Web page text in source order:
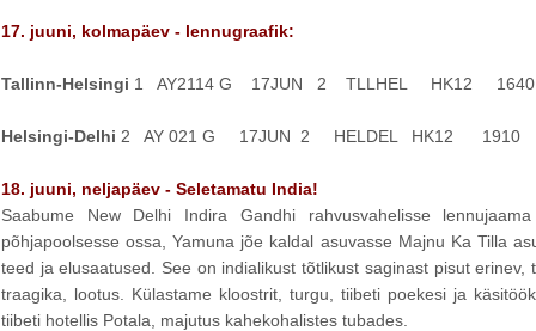
17. juuni, kolmapäev - lennugraafik:
Tallinn-Helsingi 1 AY2114 G 17JUN 2 TLLHEL HK12
Helsingi-Delhi 2 AY 021 G 17JUN 2 HELDEL HK12 1910
18. juuni, neljapäev - Seletamatu India!
Saabume New Delhi Indira Gandhi rahvusvahelisse
põhjapoolsesse ossa, Yamuna jõe kaldal asuvasse Majnu Ka Tilla
teed ja elusaatused. See on indialikust tõtlikust saginast pisut
traagika, lootus. Külastame kloostrit, turgu, tiibeti poekesi ja
tiibeti hotellis Potala, majutus kahekohalistes tubades.